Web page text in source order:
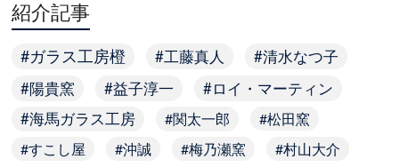
紹介記事
ガラス工房橙 工藤真人
清水なつ子
陽貴窯
益子淳一 ロイ・マーティン
海馬ガラス工房 関太一郎
松田窯
すこし屋
沖誠 梅乃瀬窯 村山大介